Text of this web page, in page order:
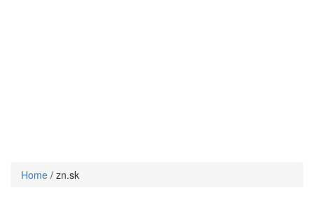
Home / zn.sk